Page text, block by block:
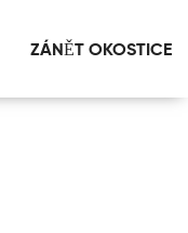
ZÁNĚT OKOSTICE